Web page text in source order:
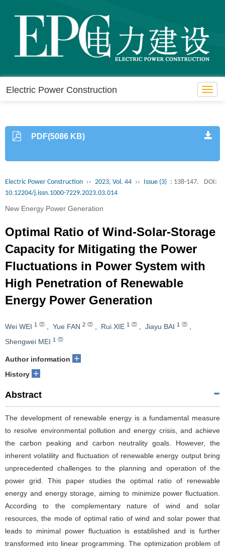
Electric Power Construction
PDF(5086 KB)
Electric Power Construction ›› 2023, Vol. 44 ›› Issue (3) : 138-147.
DOI:
10.12204/j.issn.1000-7229.2023.03.014
New Energy Power Generation
Optimal Ratio of Wind-Solar-Storage
Capacity for Mitigating the Power
Fluctuations in Power System with
High Penetration of Renewable
Energy Power Generation
Wei WEI 1 Yue FAN 2 Rui XIE 1 Jiayu BAI 1
Shengwei MEI 1
Author information +
History +
Abstract
The development of renewable energy is a fundamental measure
to resolve environmental pollution and energy crisis, and achieve
the carbon peaking and carbon neutrality goals. However, the
inherent volatility and fluctuation of renewable energy output bring
unprecedented challenges to the planning and operation of the
power grid. This paper studies the optimal ratio of renewable
energy and energy storage, aiming to minimize power fluctuation.
According to the complementary nature of wind and solar
resources, the mode of optimal ratio of wind and solar power that
leads to minimal power fluctuation is established and is further
transformed into linear programming. The optimization problem of